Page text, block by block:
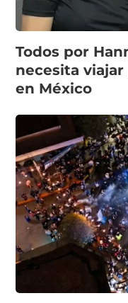
Todos por
necesita
en México